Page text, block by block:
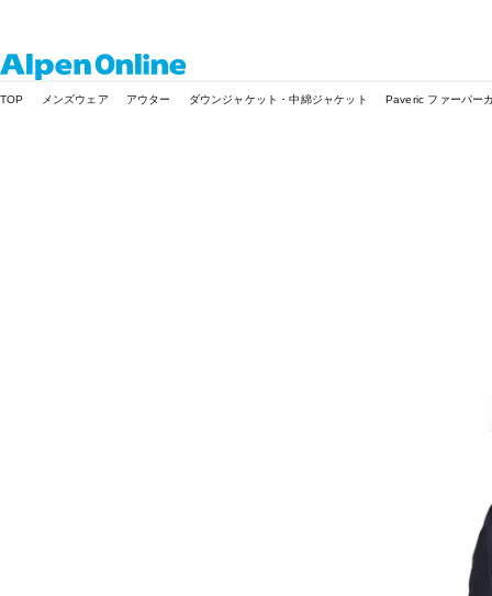
Online
TOP メンズウェア アウター ダウンジャケット・中綿ジャケット Paveric ファーパー